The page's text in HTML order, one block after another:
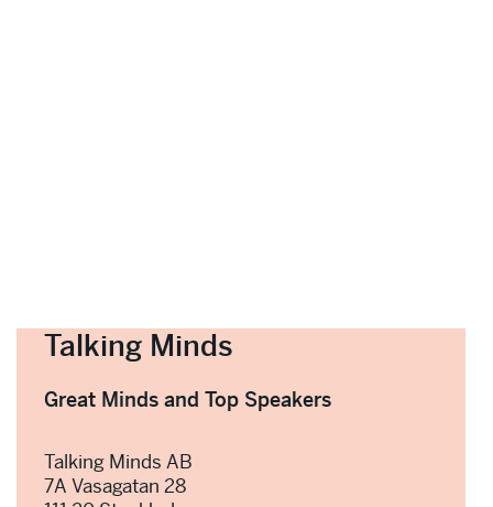
Talking Minds
Great Minds and Top Speakers
Talking Minds AB
7A Vasagatan 28